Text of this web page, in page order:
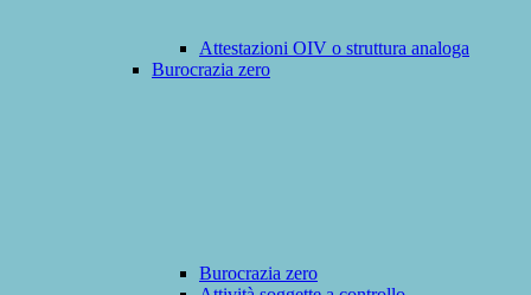
Attestazioni OIV o struttura analoga
Burocrazia zero
Burocrazia zero